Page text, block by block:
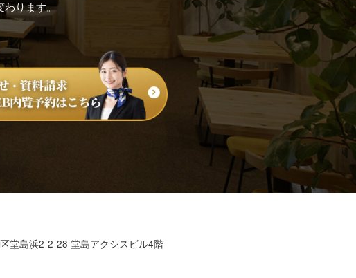
わります。
堂島浜2-2-28 堂島アクシスビル4階